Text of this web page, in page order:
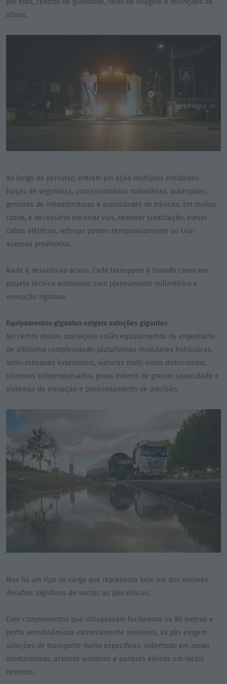
por eixo, centros de gravidade, raios de viragem e restrições de
altura.
Ao longo do percurso, entram em ação múltiplas entidades:
forças de segurança, concessionárias rodoviárias, autarquias,
gestores de infraestruturas e autoridades de trânsito. Em muitos
casos, é necessário encerrar vias, remover sinalização, elevar
cabos elétricos, reforçar pontes temporariamente ou criar
acessos provisórios.
Nada é deixado ao acaso. Cada transporte é tratado como um
projeto técnico autónomo, com planeamento milimétrico e
execução rigorosa.
Equipamentos gigantes exigem soluções gigantes
No centro destas operações estão equipamentos de engenharia
de altíssima complexidade: plataformas modulares hidráulicas,
semi-reboques extensíveis, viaturas multi-eixos direccionais,
sistemas autopropulsados, gruas móveis de grande capacidade e
sistemas de elevação e posicionamento de precisão.
Mas há um tipo de carga que representa hoje um dos maiores
desafios logísticos do sector: as pás eólicas.
Com comprimentos que ultrapassam facilmente os 80 metros e
perfis aerodinâmicos extremamente sensíveis, as pás exigem
soluções de transporte muito específicas, sobretudo em zonas
montanhosas, acessos sinuosos e parques eólicos em locais
remotos.